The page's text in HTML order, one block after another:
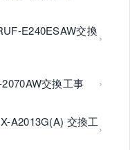
E240ESAW交換
交換工事
A2013G(A) 交換工